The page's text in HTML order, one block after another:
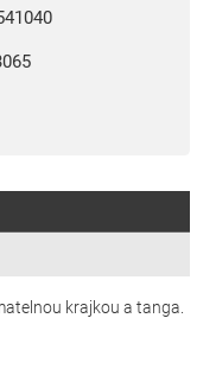
krajkou a tanga.